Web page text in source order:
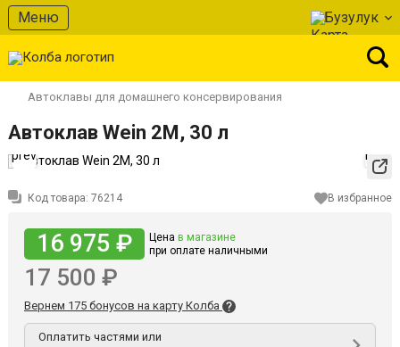
Меню Бузулук
Автоклавы для домашнего консервирования
Автоклав Wein 2M, 30 л
prev next
Код товара: 76214 В избранное
16 975 ₽ Цена в магазине
при оплате наличными
17 500 ₽
Вернем 175 бонусов на карту Колба
Оплатить частями или